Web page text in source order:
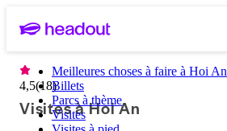
Meilleures choses à faire à Hoi An
Billets
Parcs à thème
Visites
4,5(18)
Visites à Hoi An